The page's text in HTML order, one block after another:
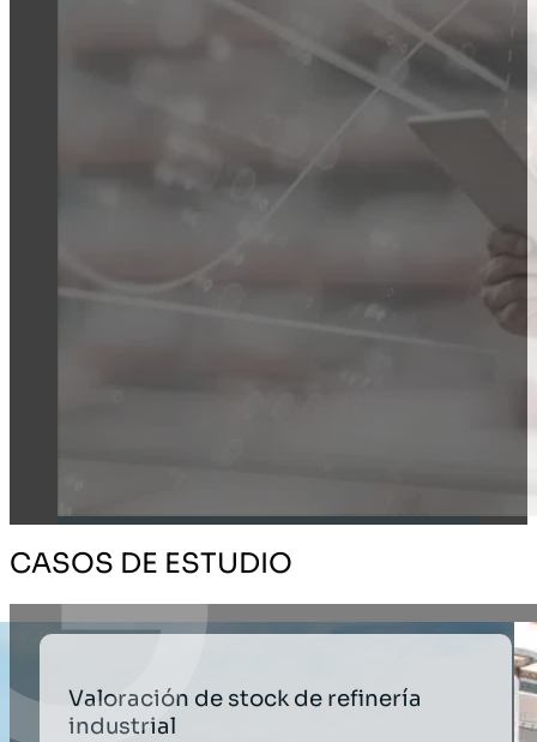
CASOS DE ESTUDIO
Valoración de stock de refinería
industrial